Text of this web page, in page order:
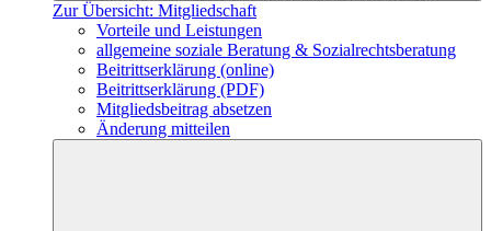
Zur Übersicht: Mitgliedschaft
Vorteile und Leistungen
allgemeine soziale Beratung & Sozialrechtsberatung
Beitrittserklärung (online)
Beitrittserklärung (PDF)
Mitgliedsbeitrag absetzen
Änderung mitteilen